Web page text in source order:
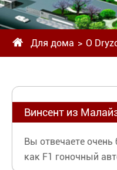
 Для дома О
Винсент из
Вы отвечаете
как F1 гоночный